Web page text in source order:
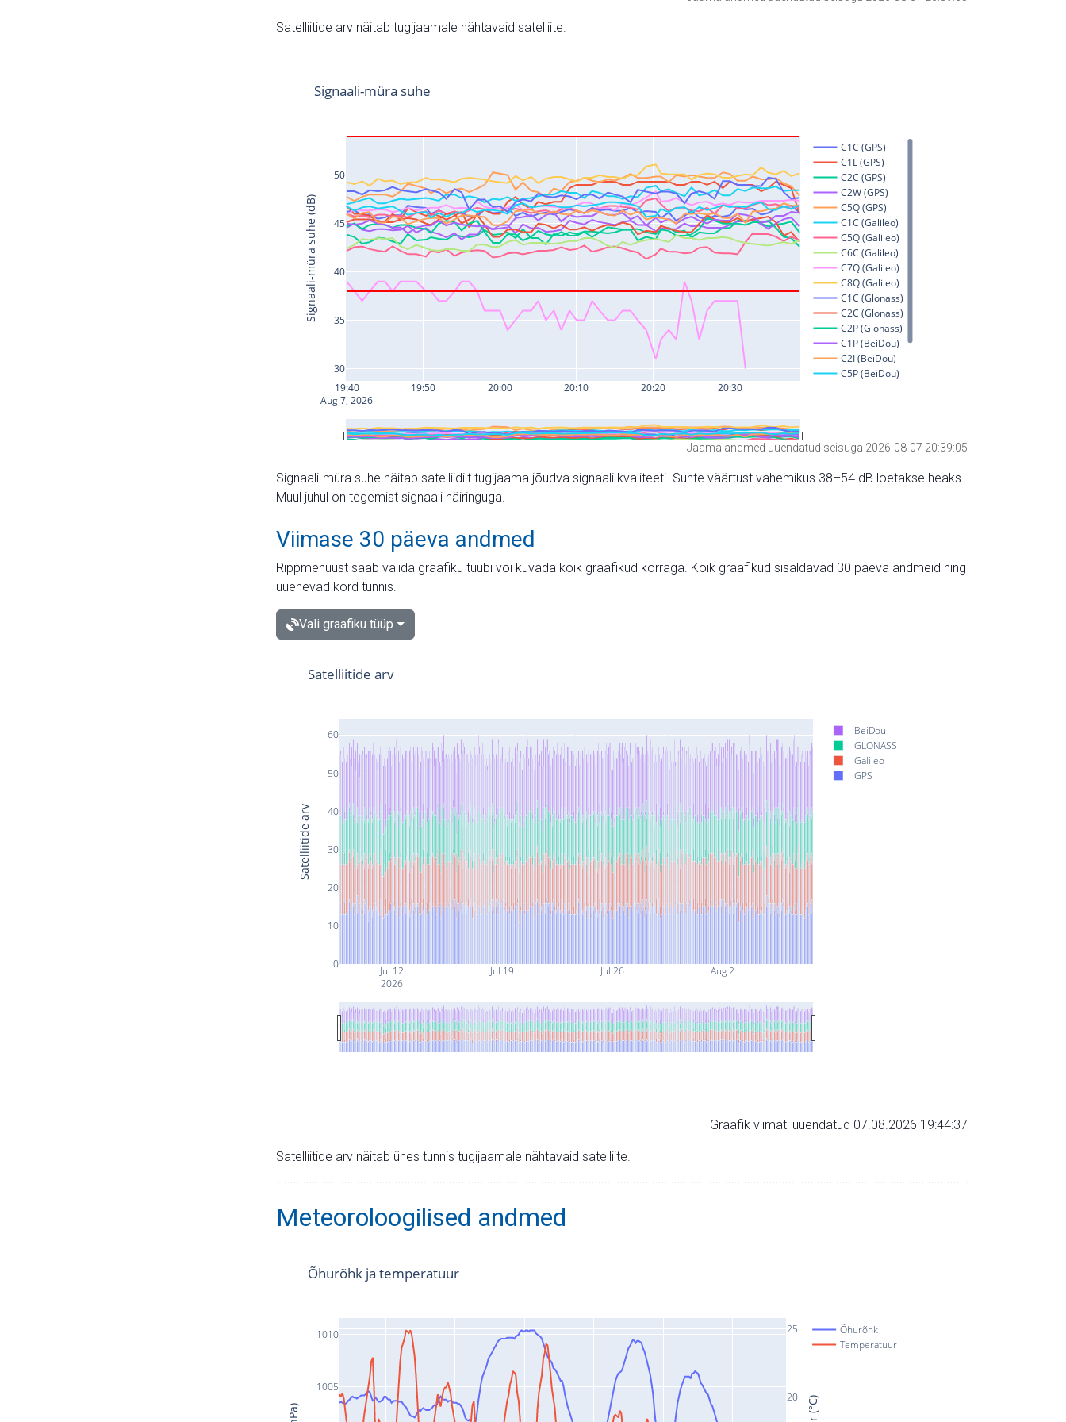
Satelliitide arv näitab tugijaamale nähtavaid satelliite.
Jaama andmed uuendatud seisuga 2026-08-07 20:39:05
Signaali-müra suhe näitab satelliidilt tugijaama jõudva signaali kvaliteeti. Suhte väärtust vahemikus 38–54 dB loetakse heaks.
Muul juhul on tegemist signaali häiringuga.
Viimase 30 päeva andmed
Rippmenüüst saab valida graafiku tüübi või kuvada kõik graafikud korraga. Kõik graafikud sisaldavad 30 päeva andmeid ning
uuenevad kord tunnis.
Vali graafiku tüüp
Jul 12
2026
Jul 19 Jul 26 Aug 2
0
10
20
30
40
50
60
BeiDou
GLONASS
Galileo
GPS
Satelliitide arv
Satelliitide arv
Graafik viimati uuendatud 07.08.2026 19:44:37
Satelliitide arv näitab ühes tunnis tugijaamale nähtavaid satelliite.
Meteoroloogilised andmed
1005
1010
20
25
Õhurõhk
Temperatuur
Õhurõhk ja temperatuur